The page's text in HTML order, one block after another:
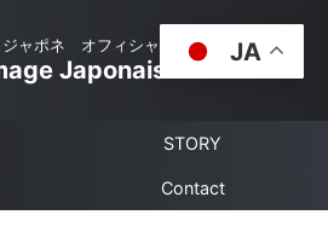
ャポネ オフィシャルサイト
Japonais
STORY
Contact
JA